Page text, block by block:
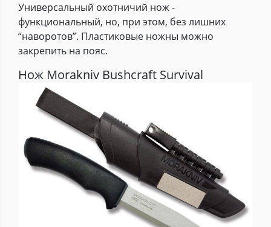
Универсальный охотничий нож -
функциональный, но, при этом, без лишних
“наворотов”. Пластиковые ножны можно
закрепить на пояс.
Нож Morakniv Bushcraft Survival